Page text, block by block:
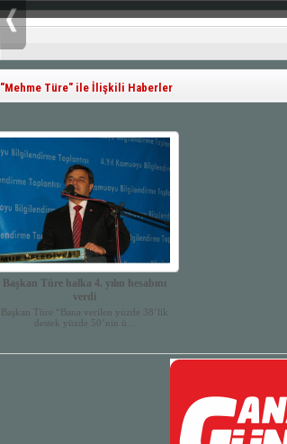
"Mehme Türe" ile İlişkili Haberler
Başkan Türe halka 4. yılın hesabını
verdi
Başkan Türe “Bana verilen yüzde 38’lik
destek yüzde 50’nin ü...